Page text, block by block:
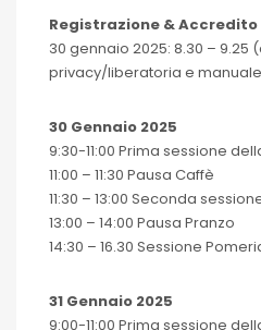
Registrazione & Accredito
30 gennaio 2025: 8.30 –
privacy/liberatoria e
30 Gennaio 2025
9:30-11:00 Prima sessione
11:00 – 11:30 Pausa Caffè
11:30 – 13:00 Seconda
13:00 – 14:00 Pausa Pranzo
14:30 – 16.30 Sessione
31 Gennaio 2025
9:00-11:00 Prima sessione